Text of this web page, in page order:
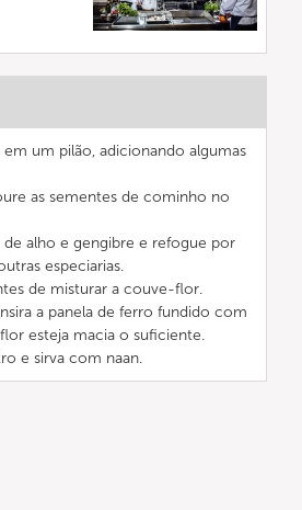
um pilão, adicionando algumas
as sementes de cominho no
de alho e gengibre e refogue por
especiarias.
de misturar a couve-flor.
a panela de ferro fundido com
esteja macia o suficiente.
e sirva com naan.